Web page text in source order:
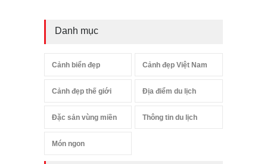
Danh mục
Cảnh biển đẹp Cảnh đẹp Việt Nam
Cảnh đẹp thế giới Địa điểm du lịch
Đặc sản vùng miền Thông tin du lịch
Món ngon